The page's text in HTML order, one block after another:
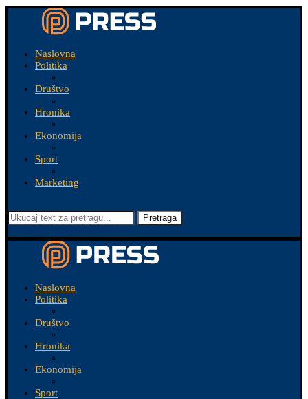
Naslovna
Politika
Društvo
Hronika
Ekonomija
Sport
Marketing
Pretraga
Naslovna
Politika
Društvo
Hronika
Ekonomija
Sport